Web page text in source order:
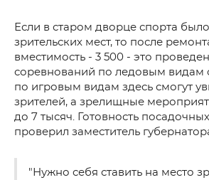
Если в старом дворце спорта
зрительских мест, то после
вместимость - 3 500 - это
соревнований по ледовым видам
по игровым видам здесь смогут
зрителей, а зрелищные
до 7 тысяч. Готовность
проверил заместитель
"Нужно себя ставить на место